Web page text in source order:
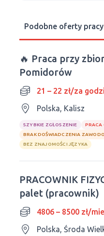
Podobne oferty pracy
🔥 Praca przy
Pomidorów
21 – 22 zł/za
Polska, Kalisz
SZYBKIE ZGŁOSZENIE
PRACA
BRAK DOŚWIADCZENIA
BEZ ZNAJOMOŚCI JĘZYKA
PRACOWNIK
palet (pracownik)
4806 – 8500 zł/
Polska, Środa